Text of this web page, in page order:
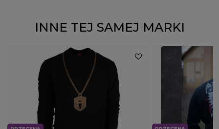
INNE TEJ SAMEJ MARKI